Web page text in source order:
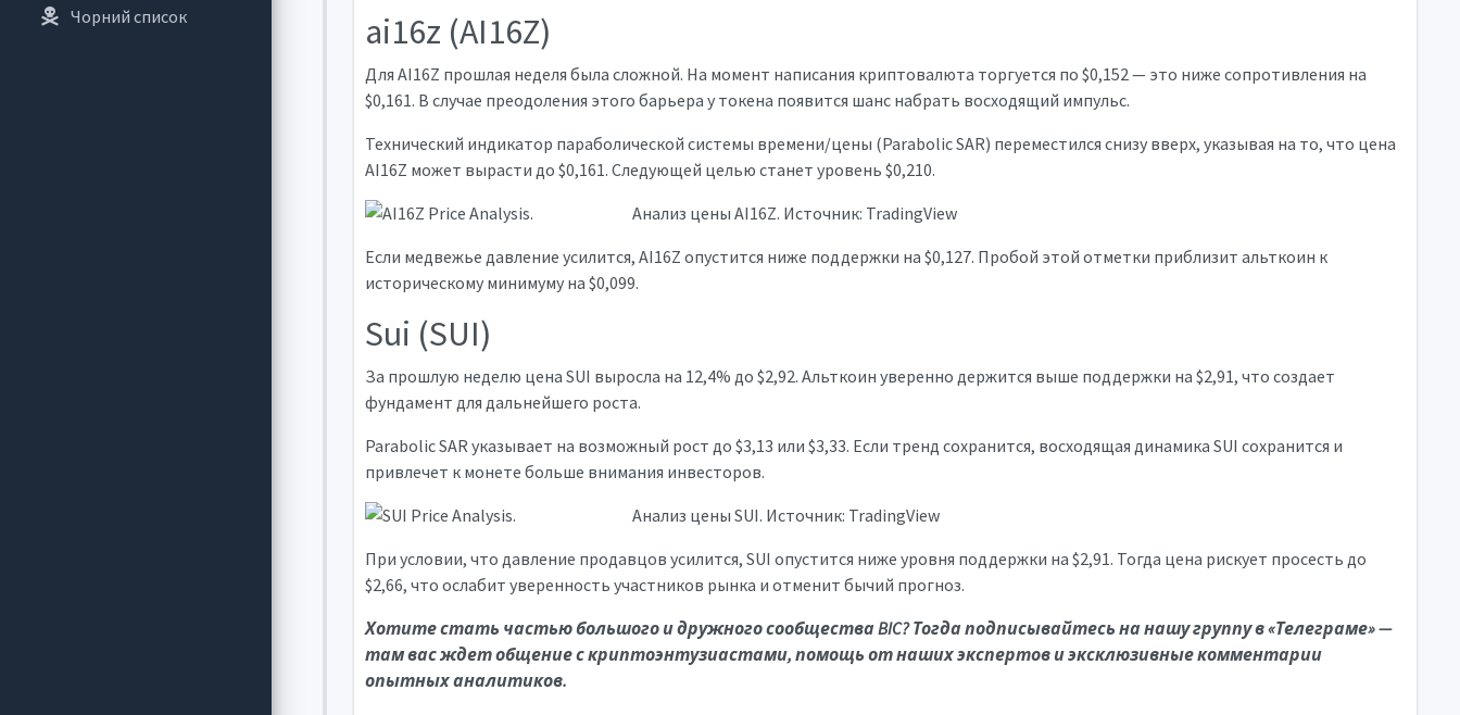
Чорний список ai16z (AI16Z)
Для AI16Z прошлая неделя была сложной. На момент написания криптовалюта торгуется по $0,152 — это ниже сопротивления на
$0,161. В случае преодоления этого барьера у токена появится шанс набрать восходящий импульс.
Технический индикатор параболической системы времени/цены (Parabolic SAR) переместился снизу вверх, указывая на то, что цена
AI16Z может вырасти до $0,161. Следующей целью станет уровень $0,210.
Анализ цены AI16Z. Источник: TradingView
Если медвежье давление усилится, AI16Z опустится ниже поддержки на $0,127. Пробой этой отметки приблизит альткоин к
историческому минимуму на $0,099.
Sui (SUI)
За прошлую неделю цена SUI выросла на 12,4% до $2,92. Альткоин уверенно держится выше поддержки на $2,91, что создает
фундамент для дальнейшего роста.
Parabolic SAR указывает на возможный рост до $3,13 или $3,33. Если тренд сохранится, восходящая динамика SUI сохранится и
привлечет к монете больше внимания инвесторов.
Анализ цены SUI. Источник: TradingView
При условии, что давление продавцов усилится, SUI опустится ниже уровня поддержки на $2,91. Тогда цена рискует просесть до
$2,66, что ослабит уверенность участников рынка и отменит бычий прогноз.
Хотите стать частью большого и дружного сообщества BIC? Тогдаподписывайтесь на нашу группу в «Телеграме»—
там вас ждет общение с криптоэнтузиастами, помощь от наших экспертов и эксклюзивные комментарии
опытных аналитиков.